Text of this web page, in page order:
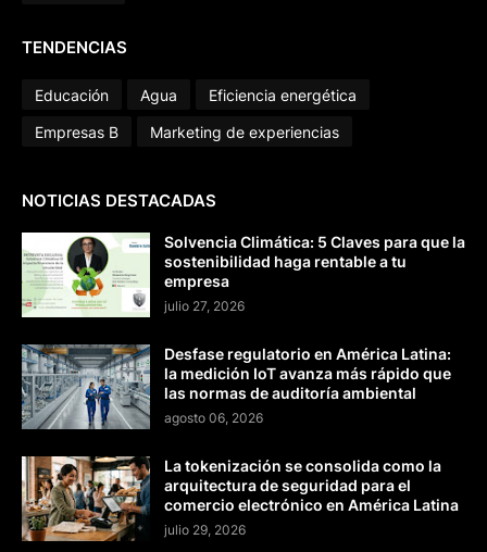
TENDENCIAS
Educación Agua
Eficiencia energética
Empresas B
Marketing de experiencias
NOTICIAS DESTACADAS
Solvencia Climática: 5 Claves para que la
sostenibilidad haga rentable a tu
empresa
julio 27, 2026
Desfase regulatorio en América Latina:
la medición IoT avanza más rápido que
las normas de auditoría ambiental
agosto 06, 2026
La tokenización se consolida como la
arquitectura de seguridad para el
comercio electrónico en América Latina
julio 29, 2026